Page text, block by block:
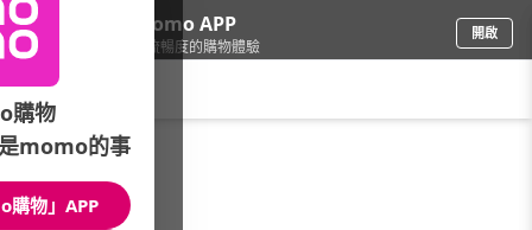
下載momo APP
給你3倍流暢度的購物體驗
開啟
品牌旗艦/ROBINMAY
本館精選商品
購物
momo的事
購物」APP